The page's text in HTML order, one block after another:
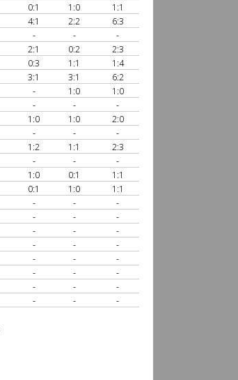
0:1 1:0
1:1
4:1 2:2
6:3
- -
-
2:1 0:2
2:3
0:3 1:1
1:4
3:1 3:1
6:2
- 1:0
1:0
- -
-
1:0 1:0
2:0
- -
-
1:2 1:1
2:3
- -
-
1:0 0:1
1:1
0:1 1:0
1:1
- -
-
- -
-
- -
-
- -
-
- -
-
- -
-
- -
-
- - -